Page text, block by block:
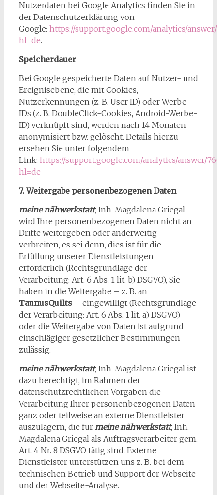
Nutzerdaten bei Google Analytics finden Sie in
der Datenschutzerklärung von
Google: https://support.google.com/analytics/answer/
hl=de.
Speicherdauer
Bei Google gespeicherte Daten auf Nutzer- und
Ereignisebene, die mit Cookies,
Nutzerkennungen (z. B. User ID) oder Werbe-
IDs (z. B. DoubleClick-Cookies, Android-Werbe-
ID) verknüpft sind, werden nach 14 Monaten
anonymisiert bzw. gelöscht. Details hierzu
ersehen Sie unter folgendem
Link: https://support.google.com/analytics/answer/
hl=de
7. Weitergabe personenbezogenen Daten
meine nähwerkstatt, Inh. Magdalena Griegal
wird Ihre personenbezogenen Daten nicht an
Dritte weitergeben oder anderweitig
verbreiten, es sei denn, dies ist für die
Erfüllung unserer Dienstleistungen
erforderlich (Rechtsgrundlage der
Verarbeitung: Art. 6 Abs. 1 lit. b) DSGVO), Sie
haben in die Weitergabe – z. B. an
TaunusQuilts– eingewilligt (Rechtsgrundlage
der Verarbeitung: Art. 6 Abs. 1 lit. a) DSGVO)
oder die Weitergabe von Daten ist aufgrund
einschlägiger gesetzlicher Bestimmungen
zulässig.
meine nähwerkstatt, Inh. Magdalena Griegal ist
dazu berechtigt, im Rahmen der
datenschutzrechtlichen Vorgaben die
Verarbeitung Ihrer personenbezogenen Daten
ganz oder teilweise an externe Dienstleister
auszulagern, die für meine nähwerkstatt, Inh.
Magdalena Griegal als Auftragsverarbeiter gem.
Art. 4 Nr. 8 DSGVO tätig sind. Externe
Dienstleister unterstützen uns z. B. bei dem
technischen Betrieb und Support der Webseite
und der Webseite-Analyse.